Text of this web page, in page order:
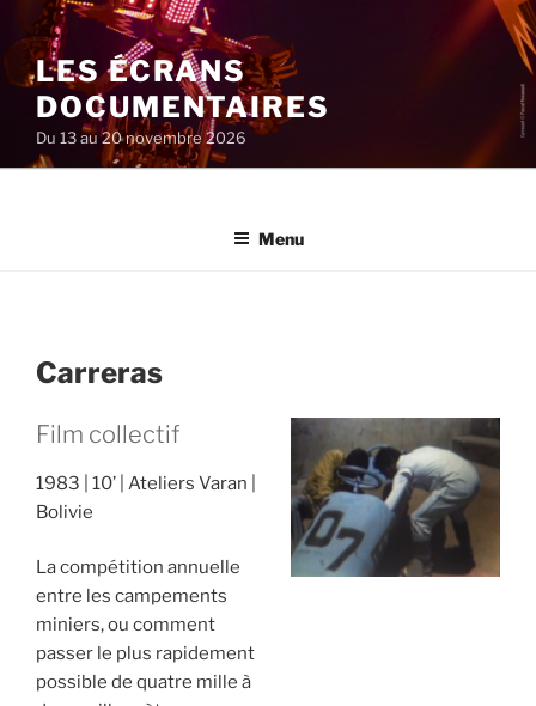
au
contenu
principal
LES ÉCRANS
DOCUMENTAIRES
Du 13 au 20 novembre 2026
Menu
Carreras
Film collectif
1983 10’
Ateliers Varan
Bolivie
La compétition annuelle
entre les campements
miniers, ou comment
passer le plus rapidement
possible de quatre mille à